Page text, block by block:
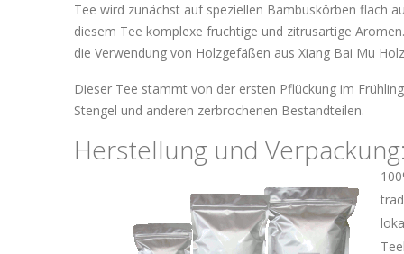
Tee wird zunächst auf speziellen Bambuskörben flach
diesem Tee komplexe fruchtige und zitrusartige
die Verwendung von Holzgefäßen aus Xiang Bai Mu
Dieser Tee stammt von der ersten Pflückung im
Stengel und anderen zerbrochenen Bestandteilen.
Herstellung und Verpackung: